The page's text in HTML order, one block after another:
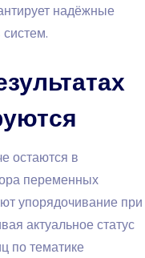
надёжные
остаются в
переменных
упорядочивание при
актуальное статус
по тематике